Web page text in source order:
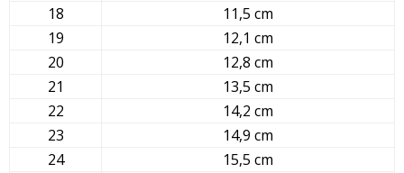
18
11,5 cm
19
12,1 cm
20
12,8 cm
21
13,5 cm
22
14,2 cm
23
14,9 cm
24
15,5 cm